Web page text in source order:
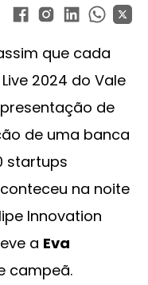
que cada
2024 do Vale
de
de uma banca
startups
na noite
Innovation
a Eva
campeã.